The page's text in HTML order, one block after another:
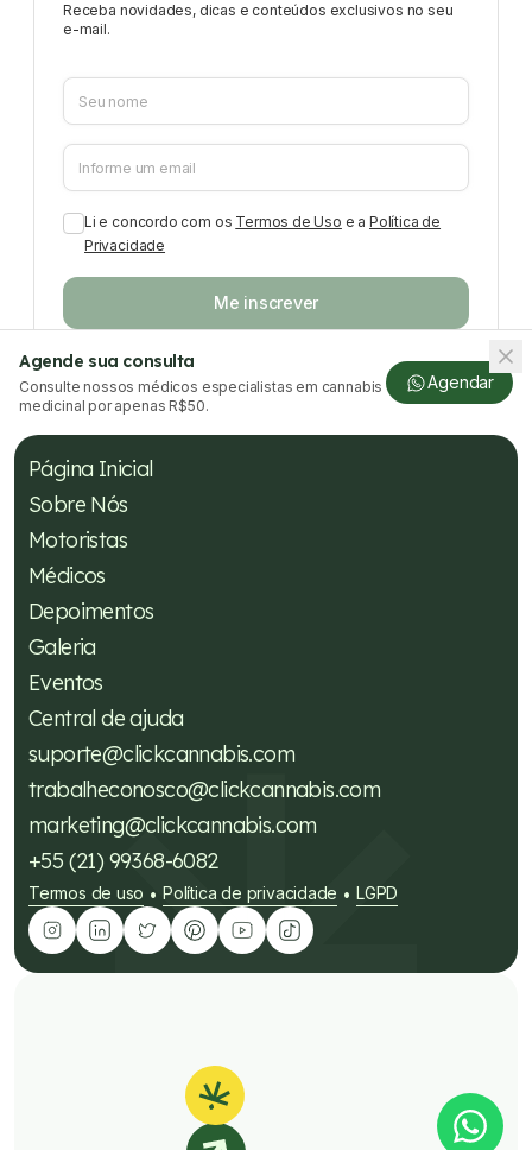
Receba novidades, dicas e conteúdos exclusivos no seu
e-mail.
Li e concordo com os Termos de Uso e a Política de
Privacidade
Me inscrever
Agende sua consulta
Consulte nossos médicos especialistas em cannabis
medicinal por apenas R$50.
Agendar
Página Inicial
Sobre Nós
Motoristas
Médicos
Depoimentos
Galeria
Eventos
Central de ajuda
suporte@clickcannabis.com
trabalheconosco@clickcannabis.com
marketing@clickcannabis.com
+55 (21) 99368-6082
Termos de uso • Política de privacidade • LGPD